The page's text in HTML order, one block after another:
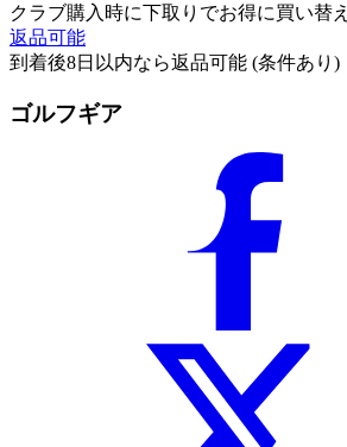
クラブ購入時に下取りでお得に買い替え
返品可能
到着後8日以内なら返品可能 (条件あり)
ゴルフギア